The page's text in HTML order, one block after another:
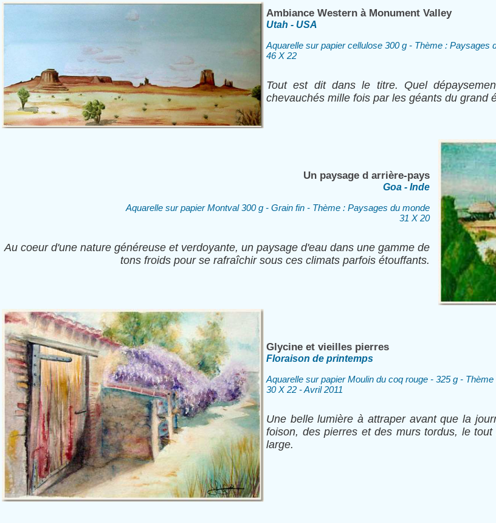
Ambiance Western à Monument Valley
Utah - USA
Aquarelle sur papier cellulose 300 g - Thème : Paysages
46 X 22
Tout est dit dans le titre. Quel
chevauchés mille fois par les géants du grand
Un paysage d arrière-pays
Goa - Inde
Aquarelle sur papier Montval 300 g - Grain fin - Thème : Paysages du monde
31 X 20
Au coeur d'une nature généreuse et verdoyante, un paysage d'eau dans une gamme de
tons froids pour se rafraîchir sous ces climats parfois étouffants.
Glycine et vieilles pierres
Floraison de printemps
Aquarelle sur papier Moulin du coq rouge - 325 g -
30 X 22 - Avril 2011
Une belle lumière à attraper avant que la
foison, des pierres et des murs tordus, le
large.